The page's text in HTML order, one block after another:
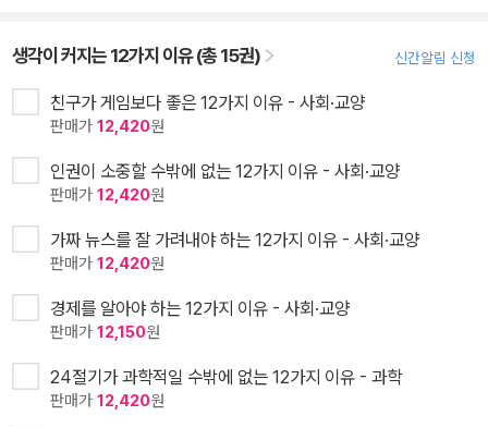
생각이 커지는 12가지 이유 (총 15권) 신간알림 신청
친구가 게임보다 좋은 12가지 이유 - 사회·교양
판매가 12,420원
인권이 소중할 수밖에 없는 12가지 이유 - 사회·교양
판매가 12,420원
가짜 뉴스를 잘 가려내야 하는 12가지 이유 - 사회·교양
판매가 12,420원
경제를 알아야 하는 12가지 이유 - 사회·교양
판매가 12,150원
24절기가 과학적일 수밖에 없는 12가지 이유 - 과학
판매가 12,420원